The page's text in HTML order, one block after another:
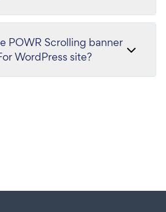
POWR Scrolling banner
WordPress site?